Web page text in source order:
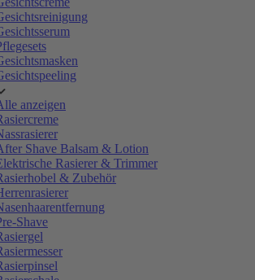
anzeigen
Shave Balsam & Lotion
Rasierer & Trimmer
& Zubehör
Shave